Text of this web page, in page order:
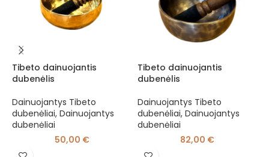
Tibeto dainuojantis
dubenėlis
Dainuojantys Tibeto
dubenėliai, Dainuojantys
dubenėliai
50,00 €
Tibeto dainuojantis
dubenėlis
Dainuojantys Tibeto
dubenėliai, Dainuojantys
dubenėliai
82,00 €